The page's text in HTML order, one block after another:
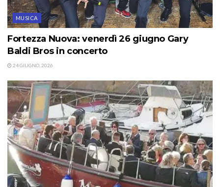
MUSICA
Fortezza Nuova: venerdì 26 giugno Gary
Baldi Bros in concerto
24 GIUGNO, 2026